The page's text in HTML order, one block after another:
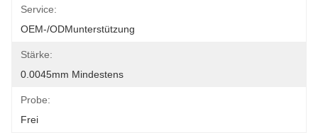
Service:
OEM-/ODMunterstützung
Stärke:
0.0045mm Mindestens
Probe:
Frei